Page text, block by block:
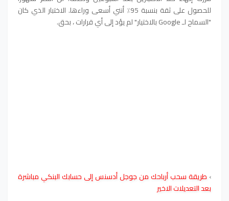
للحصول على ثقة بنسبة 95٪ أنني أسعى وراءها. الاختبار الذي كان
"السماح لـ Google بالاختيار" لم يؤد إلى أي قرارات ، بحق.
› طريقة سحب أرباحك من جوجل أدسنس إلى حسابك البنكي مباشرة
بعد التعديلات الاخير